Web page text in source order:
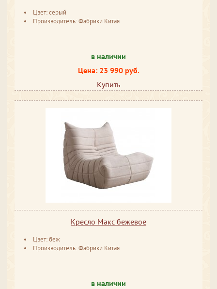
Цвет: серый
Производитель: Фабрики Китая
в наличии
Цена: 23 990 руб.
Купить
Кресло Макс бежевое
Цвет: беж
Производитель: Фабрики Китая
в наличии